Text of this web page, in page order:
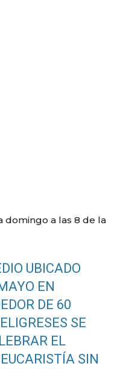
domingo a las 8 de la
UBICADO
EN
DE 60
SE
EL
SIN